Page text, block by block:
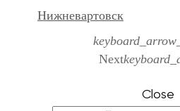
Нижневартовск
Next
Close